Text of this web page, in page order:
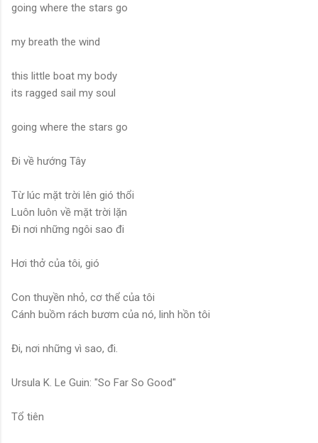
going where the stars go
my breath the wind
this little boat my body
its ragged sail my soul
going where the stars go
Đi về hướng Tây
Từ lúc mặt trời lên gió thổi
Luôn luôn về mặt trời lặn
Đi nơi những ngôi sao đi
Hơi thở của tôi, gió
Con thuyền nhỏ, cơ thể của tôi
Cánh buồm rách bươm của nó, linh hồn tôi
Đi, nơi những vì sao, đi.
Ursula K. Le Guin: "So Far So Good"
Tổ tiên